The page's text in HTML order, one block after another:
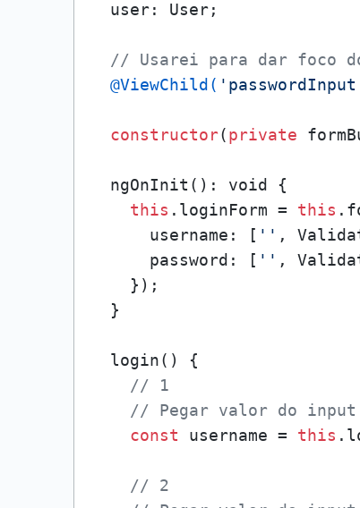
  user: User;
// Usarei para dar foco
@ViewChild(
constructor(private
  ngOnInit(): void {
this .loginForm = this
      username: [
'' ,
      password: [
'' ,
    });
  }
  login() {
// 1
// Pegar valor do input
const username = this
// 2